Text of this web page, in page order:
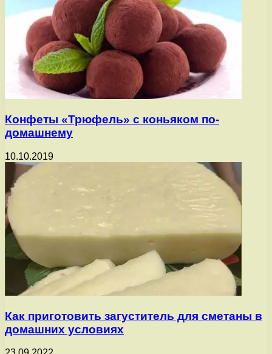
Конфеты «Трюфель» с коньяком по-
домашнему
10.10.2019
Как приготовить загуститель для сметаны в
домашних условиях